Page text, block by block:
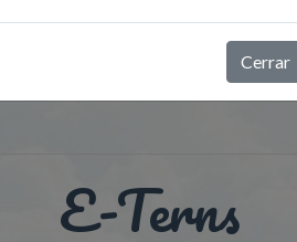
Libro de Eterno
Cerrar
E-Terns